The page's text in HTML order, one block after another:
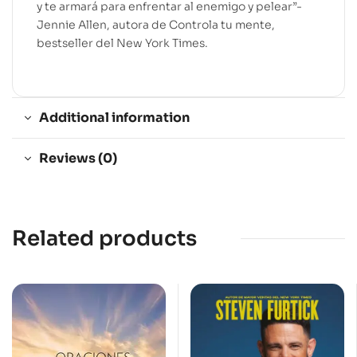
y te armará para enfrentar al enemigo y pelear”-
Jennie Allen, autora de Controla tu mente,
bestseller del New York Times.
Additional information
Reviews (0)
Related products